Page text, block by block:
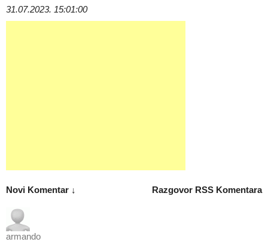
31.07.2023. 15:01:00
Razgovor RSS Komentara
Novi Komentar ↓
armando